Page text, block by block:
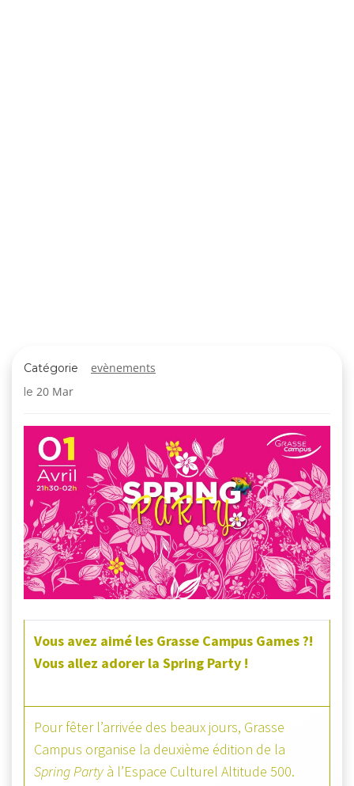
Catégorie evènements
le 20 Mar
Vous avez aimé les Grasse Campus Games ?!
Vous allez adorer la Spring Party !
Pour fêter l’arrivée des beaux jours, Grasse
Campus organise la deuxième édition de la
Spring Party à l’Espace Culturel Altitude 500.